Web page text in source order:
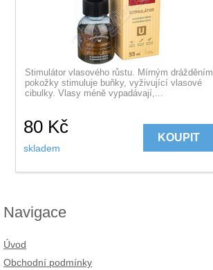
Stimulátor vlasového růstu. Mírným drážděním
pokožky stimuluje buňky, vyživující vlasové
cibulky. Vlasy méně vypadávají,...
80 Kč
skladem
KOUPIT
Navigace
Úvod
Obchodní podmínky